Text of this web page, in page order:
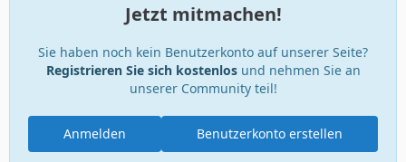
Jetzt mitmachen!
Sie haben noch kein Benutzerkonto auf unserer Seite?
Registrieren Sie sich kostenlosund nehmen Sie an
unserer Community teil!
Benutzerkonto erstellen
Anmelden